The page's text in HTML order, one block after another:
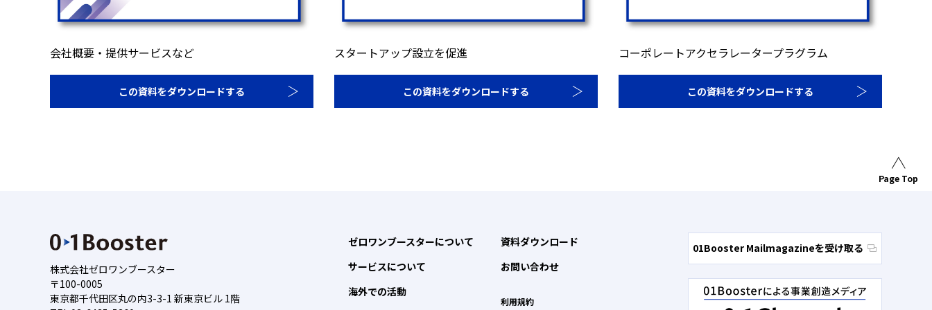
会社概要・提供サービスなど
この資料をダウンロードする
スタートアップ設立を促進
この資料をダウンロードする
コーポレートアクセラレータープラグラム
この資料をダウンロードする
Page Top
株式会社ゼロワンブースター
〒100-0005
東京都千代田区丸の内3-3-1 新東京ビル 1階
ゼロワンブースターについて
サービスについて
海外での活動
資料ダウンロード
お問い合わせ
利用規約
01Booster Mailmagazineを受け取る